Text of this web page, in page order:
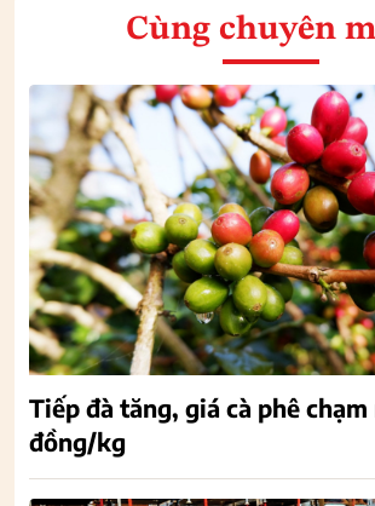
Cùng chuyên
Tiếp đà tăng, giá cà phê
đồng/kg